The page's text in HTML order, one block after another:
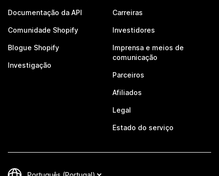
Documentação da API
Comunidade Shopify
Blogue Shopify
Investigação
Carreiras
Investidores
Imprensa e meios de
comunicação
Parceiros
Afiliados
Legal
Estado do serviço